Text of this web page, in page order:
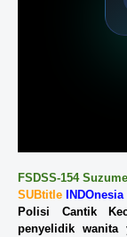
FSDSS-154
SUBtitle
INDOnesia
Polisi Cantik
penyelidik wanita